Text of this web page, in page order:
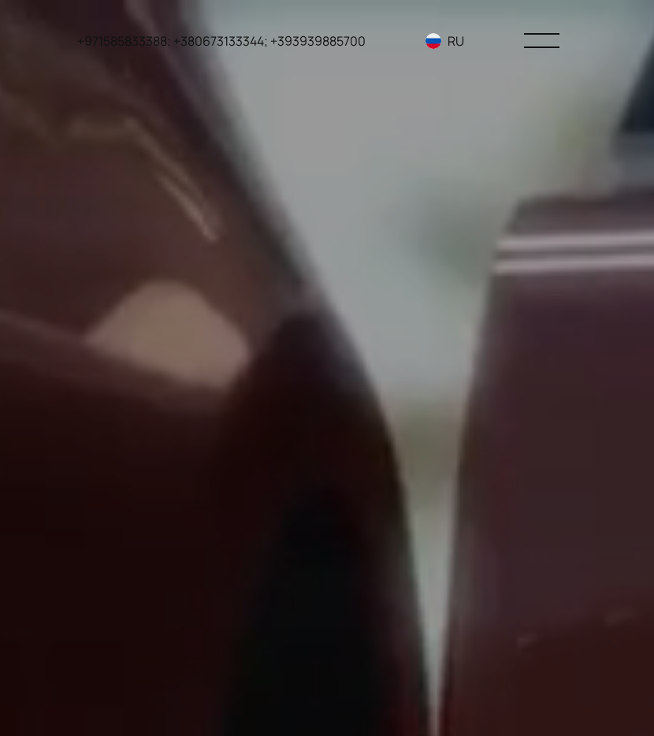
+971585833388; +380673133344; +393939885700
RU